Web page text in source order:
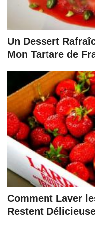
Un Dessert
Mon Tartare de
Comment Laver
Restent